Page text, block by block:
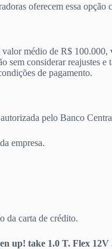
oferecem essa opção
médio de R$
sem considerar reajustes
de pagamento.
pelo Banco
empresa.
da carta de crédito.
up! take 1.0 T. Flex 12V